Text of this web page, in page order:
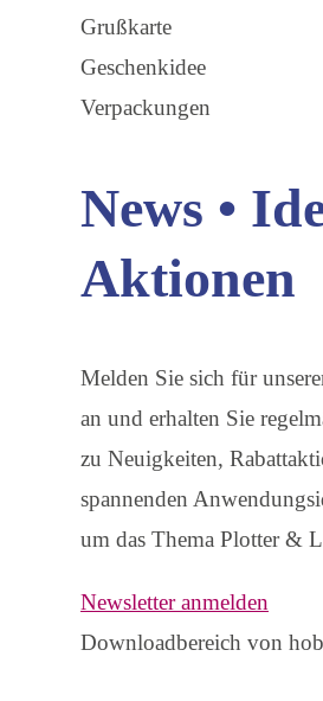
Grußkarte
Geschenkidee
Verpackungen
News •
Aktionen
Melden Sie sich für
an und erhalten Sie
zu Neuigkeiten,
spannenden
um das Thema Plotter &
Newsletter anmelden
Downloadbereich von